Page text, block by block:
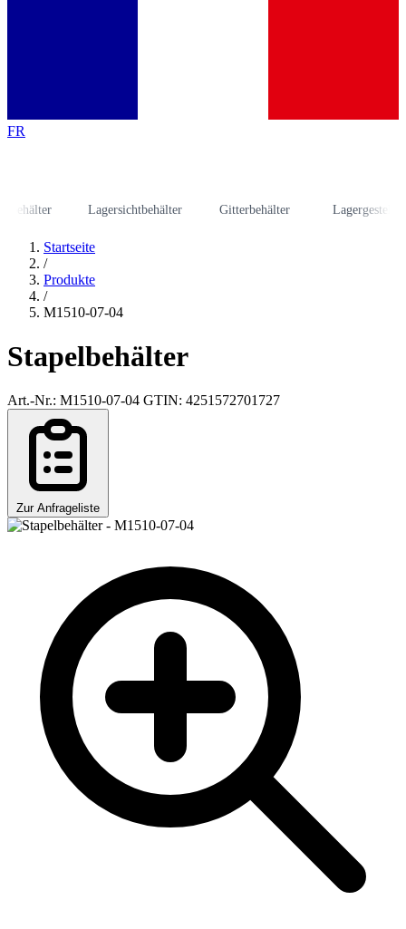
FR
Lagersichtbehälter Gitterbehälter Lagergestell
Startseite
/
Produkte
/
M1510-07-04
Stapelbehälter
Art.-Nr.: M1510-07-04 GTIN: 4251572701727
Zur Anfrageliste